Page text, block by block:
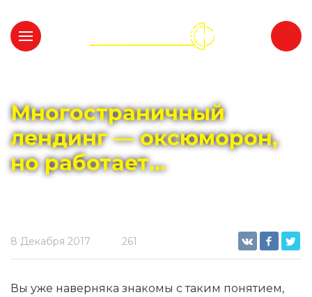
Многостраничный
лендинг — оксюморон,
но работает...
8 Декабря 2017 261
Вы уже наверняка знакомы с таким понятием,